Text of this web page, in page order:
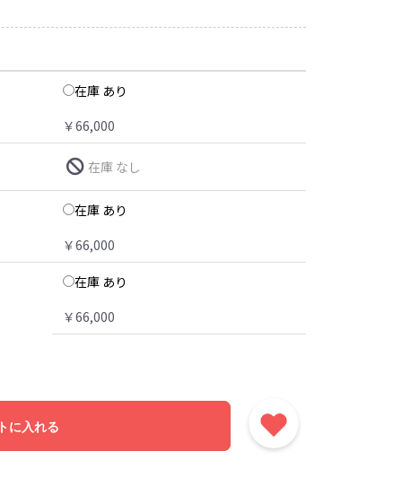
在庫 あり
￥66,000
在庫 なし
在庫 あり
￥66,000
在庫 あり
￥66,000
に入れる